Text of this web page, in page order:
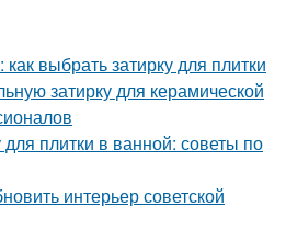
выбрать затирку для плитки
затирку для керамической
для плитки в ванной: советы по
интерьер советской